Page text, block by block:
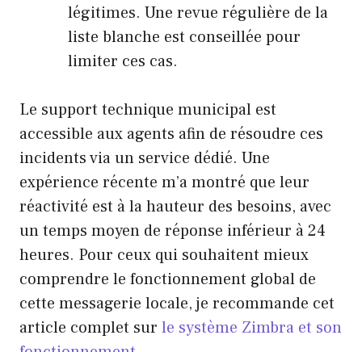
légitimes. Une revue régulière de la
liste blanche est conseillée pour
limiter ces cas.
Le support technique municipal est
accessible aux agents afin de résoudre ces
incidents via un service dédié. Une
expérience récente m’a montré que leur
réactivité est à la hauteur des besoins, avec
un temps moyen de réponse inférieur à 24
heures. Pour ceux qui souhaitent mieux
comprendre le fonctionnement global de
cette messagerie locale, je recommande cet
article complet sur le système Zimbra et son